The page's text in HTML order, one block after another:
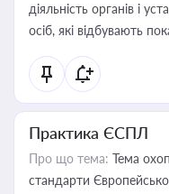
діяльність органів і
осіб, які відбувають
Практика ЄСПЛ
Про що тема: Тема
стандарти